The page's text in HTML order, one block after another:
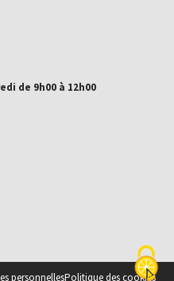
de 9h00 à 12h00
personnellesPolitique des cookies